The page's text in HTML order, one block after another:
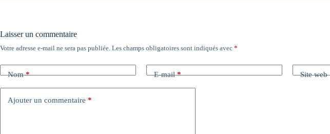
Laisser un commentaire
Votre adresse e-mail ne sera pas publiée. Les champs obligatoires sont indiqués avec *
Nom* E-mail* Site web
Ajouter un commentaire *